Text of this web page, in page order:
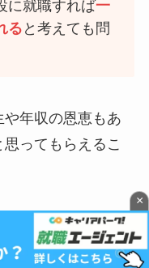
に就職すれば一
る と考えても問
年収の恩恵もあ
ってもらえるこ
万円
×